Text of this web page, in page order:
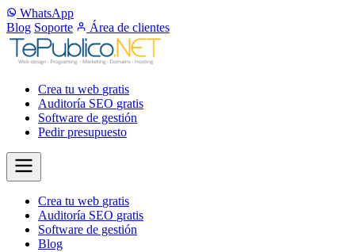
WhatsApp
Blog Soporte Área de clientes
Crea tu web gratis
Auditoría SEO gratis
Software de gestión
Pedir presupuesto
Crea tu web gratis
Auditoría SEO gratis
Software de gestión
Blog